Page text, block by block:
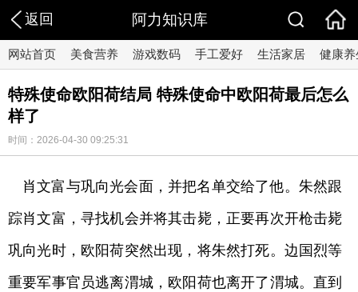
返回 阿力知识库
网站首页 美食营养 游戏数码 手工爱好 生活家居 健康养
特殊使命欧阳荷结局 特殊使命中欧阳荷最后怎么
样了
时间：2026-04-30 09:25:31
肖文富与巩向光会面，并把名单交给了他。朱然跟
踪肖文富，寻找机会并将其击毙，正要再次开枪击毙
巩向光时，欧阳荷突然出现，将朱然打死。边国烈等
重要军事官员逃离渭城，欧阳荷也离开了渭城。直到